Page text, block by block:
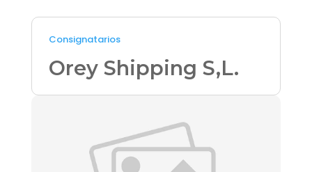
Consignatarios
Orey Shipping S,L.